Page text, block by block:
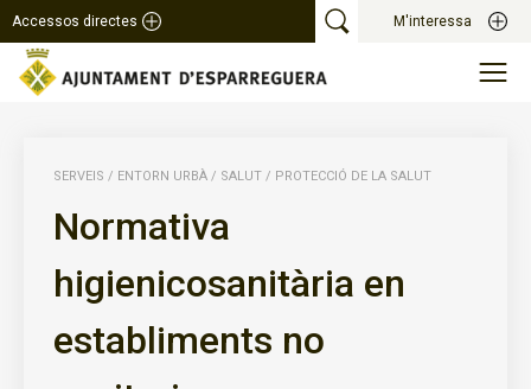
Accessos directes M'interessa
SERVEIS / ENTORN URBÀ / SALUT / PROTECCIÓ DE LA SALUT
Normativa
higienicosanitària en
establiments no